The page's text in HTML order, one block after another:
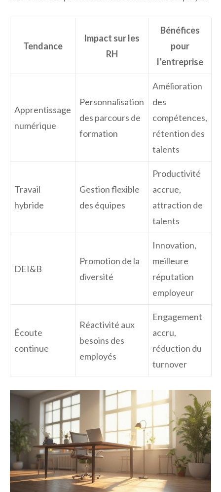
Tendance
Impact sur les
RH
Bénéfices
pour
l’entreprise
Apprentissage
numérique
Personnalisation
des parcours de
formation
Amélioration
des
compétences,
rétention des
talents
Travail
hybride
Gestion flexible
des équipes
Productivité
accrue,
attraction de
talents
DEI&B
Promotion de la
diversité
Innovation,
meilleure
réputation
employeur
Écoute
continue
Réactivité aux
besoins des
employés
Engagement
accru,
réduction du
turnover